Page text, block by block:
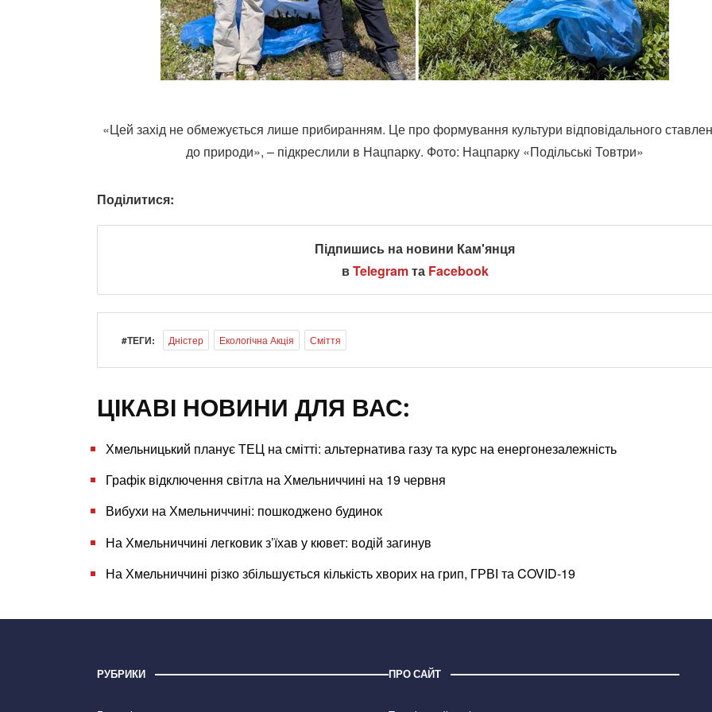
«Цей захід не обмежується лише прибиранням. Це про формування культури відповідального
до природи», – підкреслили в Нацпарку. Фото: Нацпарку «Подільські Товтри»
Поділитися:
Підпишись на новини Кам'янця
вTelegramта Facebook
#ТЕГИ: Дністер Екологічна Акція Сміття
ЦІКАВІ НОВИНИ ДЛЯ ВАС:
Хмельницький планує ТЕЦ на смітті: альтернатива газу та курс на енергонезалежність
Графік відключення світла на Хмельниччині на 19 червня
Вибухи на Хмельниччині: пошкоджено будинок
На Хмельниччині легковик з’їхав у кювет: водій загинув
На Хмельниччині різко збільшується кількість хворих на грип, ГРВІ та COVID-19
РУБРИКИ ПРО САЙТ